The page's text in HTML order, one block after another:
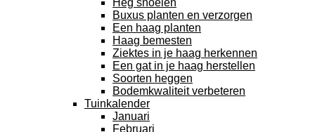
Heg snoeien
Buxus planten en verzorgen
Een haag planten
Haag bemesten
Ziektes in je haag herkennen
Een gat in je haag herstellen
Soorten heggen
Bodemkwaliteit verbeteren
Tuinkalender
Januari
Februari